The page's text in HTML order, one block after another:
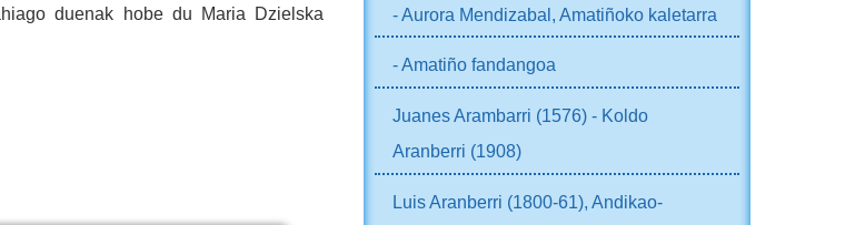
duenak hobe du Maria Dzielska
- Aurora Mendizabal, Amatiñoko kaletarra
- Amatiño fandangoa
Juanes Arambarri (1576) - Koldo
Aranberri (1908)
Luis Aranberri (1800-61), Andikao-